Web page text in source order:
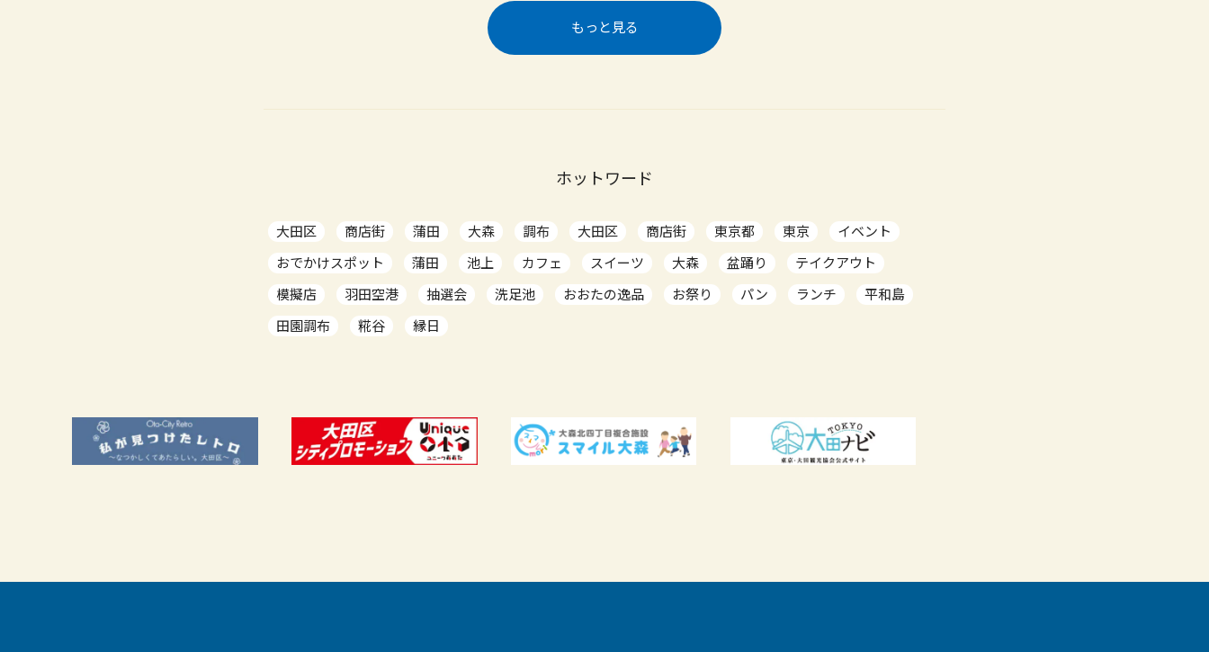
もっと見る
ホットワード
大田区 商店街 蒲田 大森 調布 大田区 商店街 東京都 東京
イベント
おでかけスポット
蒲田 池上 カフェ スイーツ 大森 盆踊り
テイクアウト
模擬店
羽田空港 抽選会 洗足池 おおたの逸品 お祭り パン ランチ
平和島
田園調布
糀谷 縁日